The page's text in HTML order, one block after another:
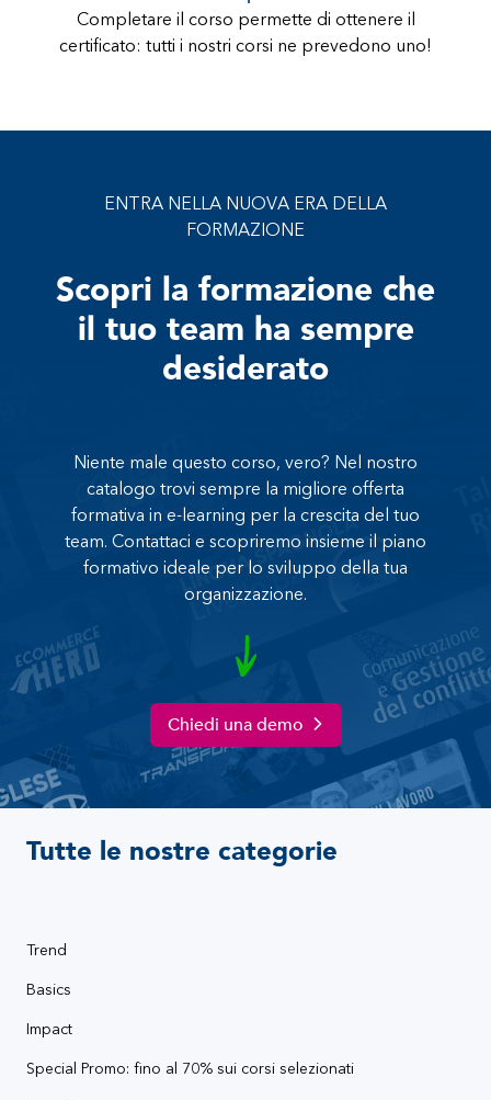
Completare il corso permette di ottenere il
certificato: tutti i nostri corsi ne prevedono uno!
ENTRA NELLA NUOVA ERA DELLA
FORMAZIONE
Scopri la formazione che
il tuo team ha sempre
desiderato
Niente male questo corso, vero? Nel nostro
catalogo trovi sempre la migliore offerta
formativa in e-learning per la crescita del tuo
team. Contattaci e scopriremo insieme il piano
formativo ideale per lo sviluppo della tua
organizzazione.
Chiedi una demo
Tutte le nostre categorie
Trend
Basics
Impact
Special Promo: fino al 70% sui corsi selezionati